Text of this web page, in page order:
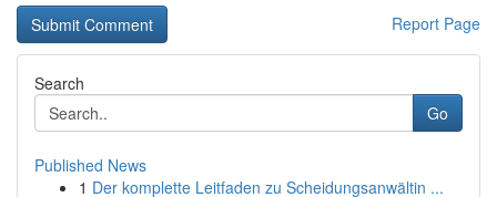
Report Page
Search
Go
Published News
1 Der komplette Leitfaden zu Scheidungsanwältin ...